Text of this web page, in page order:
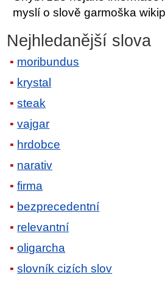
myslí o slově garmoška
Nejhledanější slova
moribundus
krystal
steak
vajgar
hrdobce
narativ
firma
bezprecedentní
relevantní
oligarcha
slovník cizích slov